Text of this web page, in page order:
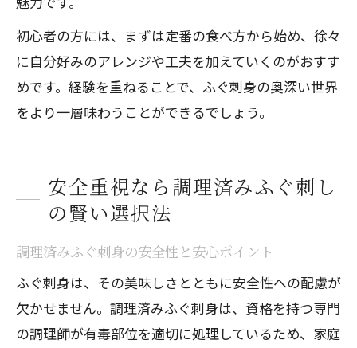
初心者の方には、まずは定番の食べ方から始め、徐々
に自分好みのアレンジや工夫を加えていくのがおすす
めです。経験を重ねることで、ふぐ刺身の奥深い世界
をより一層味わうことができるでしょう。
安全重視なら調理済みふぐ刺し
の賢い選択法
調理済みふぐ刺身の安全性と安心ポイント
ふぐ刺身は、その美味しさとともに安全性への配慮が
欠かせません。調理済みふぐ刺身は、資格を持つ専門
の調理師が有毒部位を適切に処理しているため、家庭